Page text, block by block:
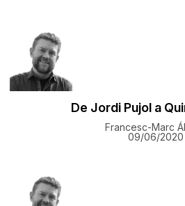
De Jordi Pujol a
Francesc-Marc
09/06/2020